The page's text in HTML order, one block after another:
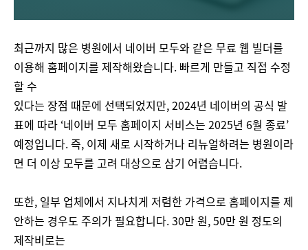
최근까지 많은 병원에서 네이버 모두와 같은 무료 웹 빌더를
이용해 홈페이지를 제작해왔습니다. 빠르게 만들고 직접 수정
할 수
있다는 장점 때문에 선택되었지만, 2024년 네이버의 공식 발
표에 따라 ‘네이버 모두 홈페이지 서비스는 2025년 6월 종료’
예정입니다. 즉, 이제 새로 시작하거나 리뉴얼하려는 병원이라
면 더 이상 모두를 고려 대상으로 삼기 어렵습니다.
또한, 일부 업체에서 지나치게 저렴한 가격으로 홈페이지를 제
안하는 경우도 주의가 필요합니다. 30만 원, 50만 원 정도의
제작비로는